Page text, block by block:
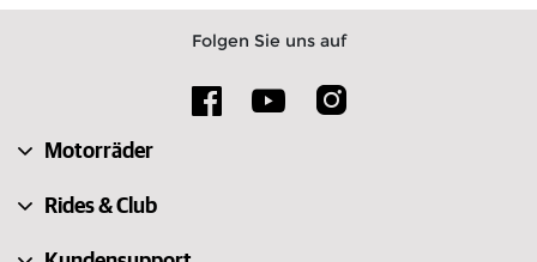
Folgen Sie uns auf
Motorräder
Rides & Club